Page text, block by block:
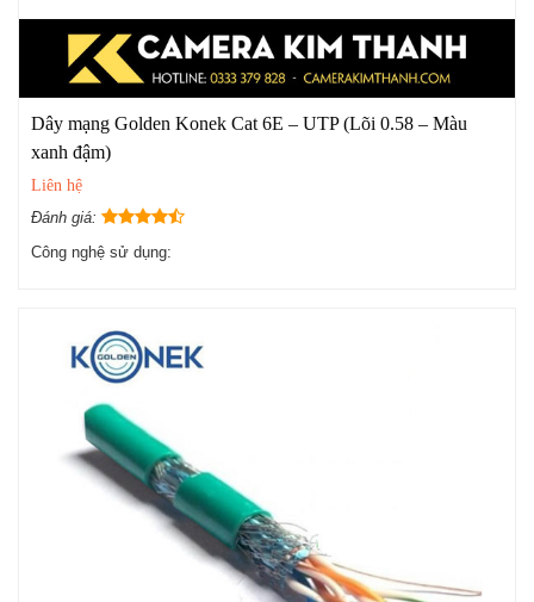
Dây mạng Golden Konek Cat 6E – UTP (Lõi 0.58 – Màu
xanh đậm)
Liên hệ
Đánh giá:
Công nghệ sử dụng: